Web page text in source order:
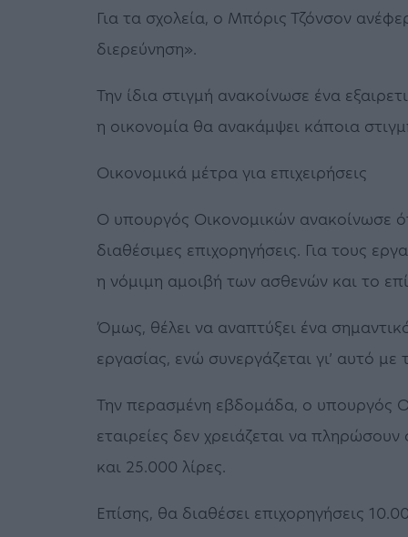
Για τα σχολεία, ο Μπόρις Τζόνσον
διερεύνηση».
Την ίδια στιγμή ανακοίνωσε ένα
η οικονομία θα ανακάμψει κάποια
Οικονομικά μέτρα για επιχειρήσεις
Ο υπουργός Οικονομικών ανακοίνωσε
διαθέσιμες επιχορηγήσεις. Για τους
η νόμιμη αμοιβή των ασθενών και το
Όμως, θέλει να αναπτύξει ένα
εργασίας, ενώ συνεργάζεται γι’ αυτό με
Την περασμένη εβδομάδα, ο υπουργός
εταιρείες δεν χρειάζεται να
και 25.000 λίρες.
Επίσης, θα διαθέσει επιχορηγήσεις